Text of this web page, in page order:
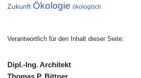
Zukunft Ökologie ökologisch
Verantwortlich für den Inhalt dieser Seite:
Dipl.-Ing. Architekt
Thomas P. Bittner